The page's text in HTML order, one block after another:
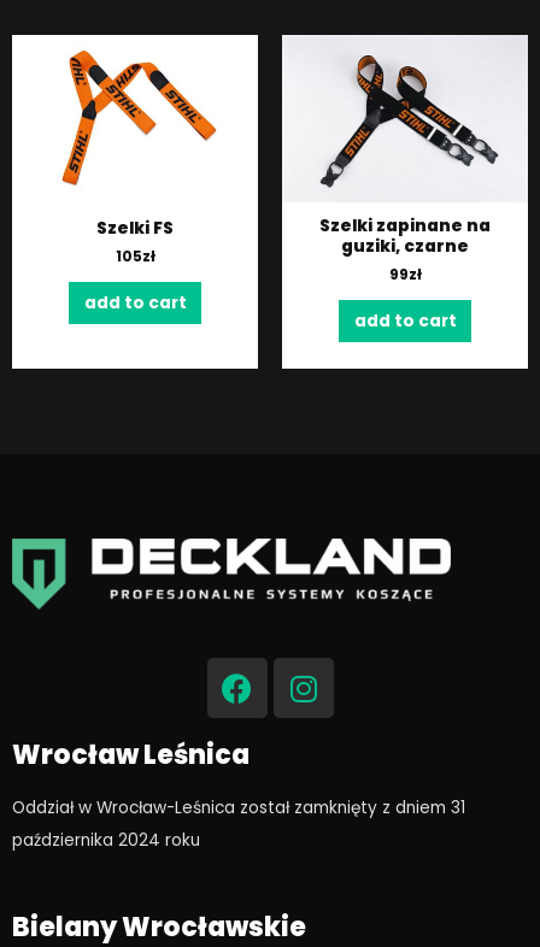
Szelki FS
105zł
add to cart
Szelki zapinane na
guziki, czarne
99zł
add to cart
F
a
c
e
b
o
I
n
s
g
Wrocław Leśnica
Oddział w Wrocław-Leśnica został zamknięty z dniem 31
października 2024 roku​
Bielany Wrocławskie